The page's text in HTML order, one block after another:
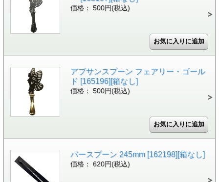
価格： 500円(税込)
アブサンスプーン フェアリー・ゴール
ド [165196][箱なし]
価格： 500円(税込)
バースプーン 245mm [162198][箱なし]
価格： 620円(税込)